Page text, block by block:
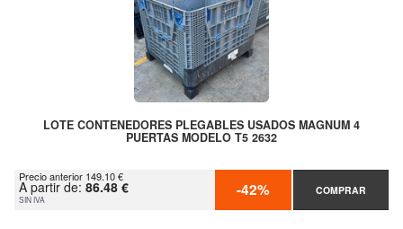
LOTE CONTENEDORES PLEGABLES USADOS MAGNUM 4
PUERTAS MODELO T5 2632
Precio anterior 149.10 €
A partir de: 86.48 €
SIN IVA -42% COMPRAR